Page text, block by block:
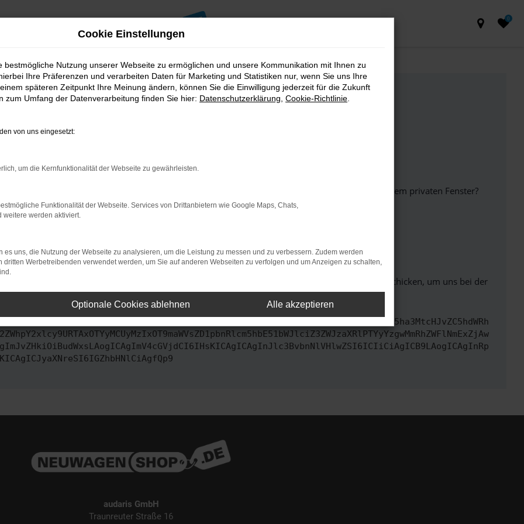
0
bestimmter Seiten verhindern. Funktioniert die Seite in einem anderen Browser oder in einem privaten Fenster?
beheben.
auf dem neuesten Stand sind.
kann auch dazu führen, dass bestimmte Funktionen nicht mehr unterstützt werden.
uns bitte. Wir werden versuchen, das Problem zu beheben. Du kannst uns diesen Text schicken, um uns bei der
audaris GmbH
Traunreuter Straße 16
Cookie Einstellungen
bestmögliche Nutzung unserer Webseite zu ermöglichen und unsere Kommunikation mit Ihnen zu
Ihre Präferenzen und verarbeiten Daten für Marketing und Statistiken nur, wenn Sie uns Ihre
späteren Zeitpunkt Ihre Meinung ändern, können Sie die Einwilligung jederzeit für die Zukunft
zum Umfang der Datenverarbeitung finden Sie hier: Datenschutzerklärung Cookie-Richtlinie
von uns eingesetzt:
um die Kernfunktionalität der Webseite zu gewährleisten.
Funktionalität der Webseite. Services von Drittanbietern wie Google Maps, Chats,
weitere werden aktiviert.
es uns, die Nutzung der Webseite zu analysieren, um die Leistung zu messen und zu verbessern. Zudem werden
dritten Werbetreibenden verwendet werden, um Sie auf anderen Webseiten zu verfolgen und um Anzeigen zu schalten,
Optionale Cookies ablehnen Alle akzeptieren